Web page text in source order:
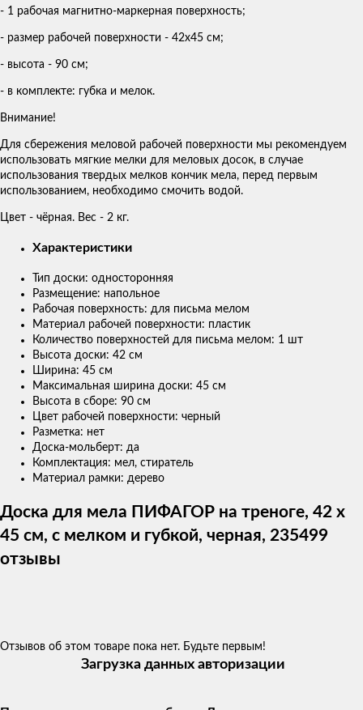
- 1 рабочая магнитно-маркерная поверхность;
- размер рабочей поверхности - 42х45 см;
- высота - 90 см;
- в комплекте: губка и мелок.
Внимание!
Для сбережения меловой рабочей поверхности мы рекомендуем
использовать мягкие мелки для меловых досок, в случае
использования твердых мелков кончик мела, перед первым
использованием, необходимо смочить водой.
Цвет - чёрная. Вес - 2 кг.
Характеристики
Тип доски: односторонняя
Размещение: напольное
Рабочая поверхность: для письма мелом
Материал рабочей поверхности: пластик
Количество поверхностей для письма мелом: 1 шт
Высота доски: 42 см
Ширина: 45 см
Максимальная ширина доски: 45 см
Высота в сборе: 90 см
Цвет рабочей поверхности: черный
Разметка: нет
Доска-мольберт: да
Комплектация: мел, стиратель
Материал рамки: дерево
Доска для мела ПИФАГОР на треноге, 42 x
45 см, с мелком и губкой, черная, 235499
отзывы
Отзывов об этом товаре пока нет. Будьте первым!
Загрузка данных авторизации